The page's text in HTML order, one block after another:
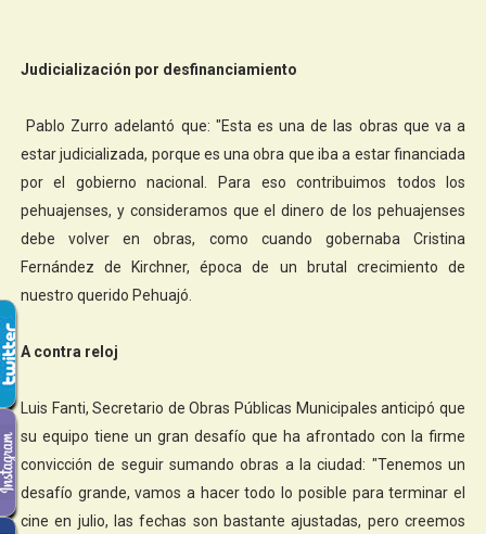
Judicialización por desfinanciamiento
Pablo Zurro adelantó que: "Esta es una de las obras que va a
estar judicializada, porque es una obra que iba a estar financiada
por el gobierno nacional. Para eso contribuimos todos los
pehuajenses, y consideramos que el dinero de los pehuajenses
debe volver en obras, como cuando gobernaba Cristina
Fernández de Kirchner, época de un brutal crecimiento de
nuestro querido Pehuajó.
A contra reloj
Luis Fanti, Secretario de Obras Públicas Municipales anticipó que
su equipo tiene un gran desafío que ha afrontado con la firme
convicción de seguir sumando obras a la ciudad: "Tenemos un
desafío grande, vamos a hacer todo lo posible para terminar el
cine en julio, las fechas son bastante ajustadas, pero creemos